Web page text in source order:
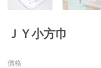
ＪＹ小方巾
價格